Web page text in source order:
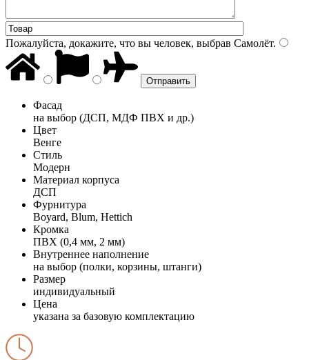
Пожалуйста, докажите, что вы человек, выбрав Самолёт.
Фасад
на выбор (ДСП, МДФ ПВХ и др.)
Цвет
Венге
Стиль
Модерн
Материал корпуса
ДСП
Фурнитура
Boyard, Blum, Hettich
Кромка
ПВХ (0,4 мм, 2 мм)
Внутреннее наполнение
на выбор (полки, корзины, штанги)
Размер
индивидуальный
Цена
указана за базовую комплектацию